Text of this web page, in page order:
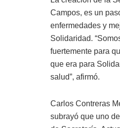
Campos, es un
enfermedades y
Solidaridad.
fuertemente para
que era para
salud”, afirmó.
Carlos Contreras
subrayó que uno